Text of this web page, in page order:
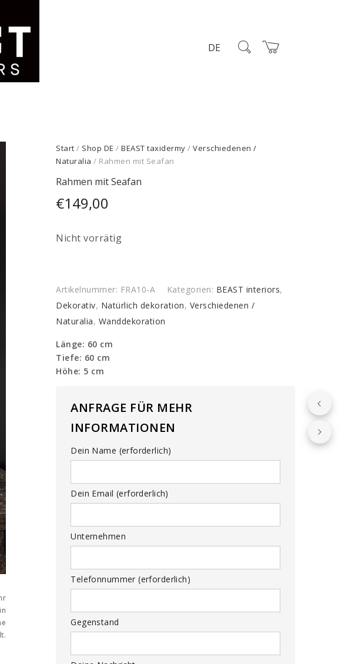
DE
Start / Shop DE /BEAST taxidermy /Verschiedenen /
Naturalia / Rahmen mit Seafan
Rahmen mit Seafan
€149,00
Nicht vorrätig
Artikelnummer: FRA10-A Kategorien: BEAST interiors,
Dekorativ, Natürlich dekoration, Verschiedenen /
Naturalia, Wanddekoration
Länge: 60 cm
Tiefe: 60 cm
Höhe: 5 cm
ANFRAGE FÜR MEHR
INFORMATIONEN
Dein Name (erforderlich)
Dein Email (erforderlich)
Unternehmen
Telefonnummer (erforderlich)
Gegenstand